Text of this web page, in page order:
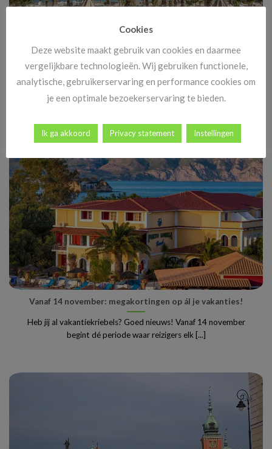
Black Friday komt eraan, en dat betekent méér dan alleen
Vanaf 14 november: megakortingen op ál je vakanties!
Heb jij al vakantiekriebels? Goed nieuws! Vanaf 14 november
begint dé periode waar reizigers elk [...]
Cookies
Deze website maakt gebruik van cookies en daarmee
vergelijkbare technologieën. Wij gebruiken functionele,
analytische, gebruikerservaring en performance cookies om
je een optimale bezoekerservaring te bieden.
Ik ga akkoord Privacy statement Instellingen